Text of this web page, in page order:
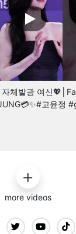
체발광 여신
고윤정
more videos